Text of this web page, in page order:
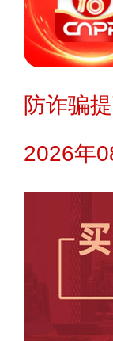
防诈骗
2026年